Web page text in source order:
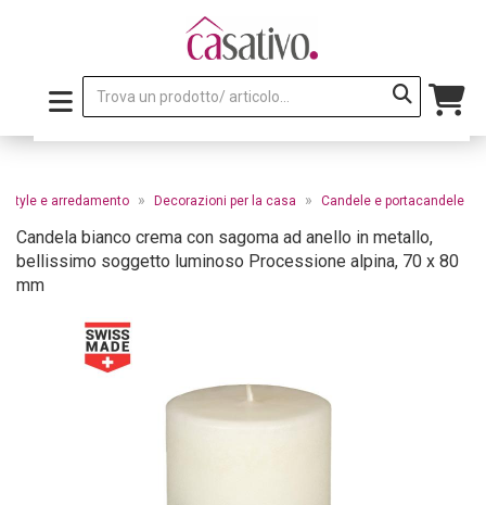
e arredamento » Decorazioni per la casa » Candele e portacandele
Candela bianco crema con sagoma ad anello in metallo,
bellissimo soggetto luminoso Processione alpina, 70 x 80
mm